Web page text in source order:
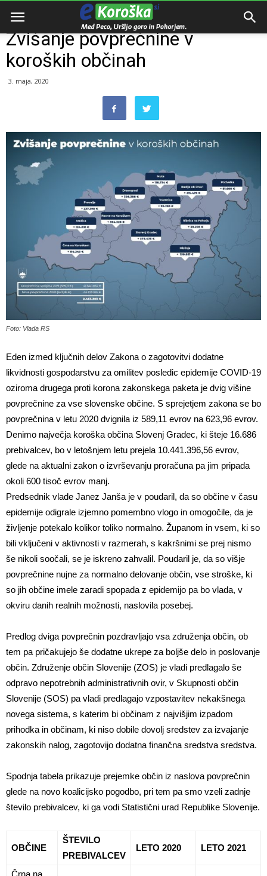
Domov Zanimivosti
Zvišanje povprečnine v
koroških občinah
3. maja, 2020
Foto: Vlada RS
Eden izmed ključnih delov Zakona o zagotovitvi dodatne
likvidnosti gospodarstvu za omilitev posledic epidemije COVID-19
oziroma drugega proti korona zakonskega paketa je dvig višine
povprečnine za vse slovenske občine. S sprejetjem zakona se bo
povprečnina v letu 2020 dvignila iz 589,11 evrov na 623,96 evrov.
Denimo največja koroška občina Slovenj Gradec, ki šteje 16.686
prebivalcev, bo v letošnjem letu prejela 10.441.396,56 evrov,
glede na aktualni zakon o izvrševanju proračuna pa jim pripada
okoli 600 tisoč evrov manj.
Predsednik vlade Janez Janša je v poudaril, da so občine v času
epidemije odigrale izjemno pomembno vlogo in omogočile, da je
življenje potekalo kolikor toliko normalno. Županom in vsem, ki so
bili vključeni v aktivnosti v razmerah, s kakršnimi se prej nismo
še nikoli soočali, se je iskreno zahvalil. Poudaril je, da so višje
povprečnine nujne za normalno delovanje občin, vse stroške, ki
so jih občine imele zaradi spopada z epidemijo pa bo vlada, v
okviru danih realnih možnosti, naslovila posebej.
Predlog dviga povprečnin pozdravljajo vsa združenja občin, ob
tem pa pričakujejo še dodatne ukrepe za boljše delo in poslovanje
občin. Združenje občin Slovenije (ZOS) je vladi predlagalo še
odpravo nepotrebnih administrativnih ovir, v Skupnosti občin
Slovenije (SOS) pa vladi predlagajo vzpostavitev nekakšnega
novega sistema, s katerim bi občinam z najvišjim izpadom
prihodka in občinam, ki niso dobile dovolj sredstev za izvajanje
zakonskih nalog, zagotovijo dodatna finančna sredstva sredstva.
Spodnja tabela prikazuje prejemke občin iz naslova povprečnin
glede na novo koalicijsko pogodbo, pri tem pa smo vzeli zadnje
število prebivalcev, ki ga vodi Statistični urad Republike Slovenije.
OBČINE
ŠTEVILO
PREBIVALCEV
LETO 2020 LETO 2021
Črna na